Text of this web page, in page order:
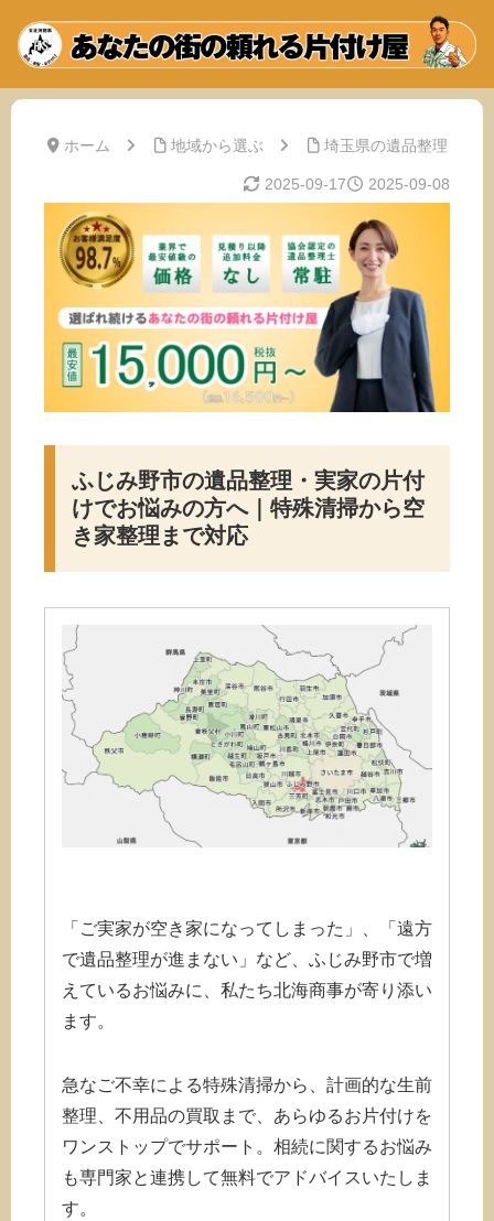
ホーム 地域から選ぶ 埼玉県の遺品整理
2025-09-08
2025-09-17
ふじみ野市の遺品整理・実家の片付
けでお悩みの方へ｜特殊清掃から空
き家整理まで対応
「ご実家が空き家になってしまった」、「遠方
で遺品整理が進まない」など、ふじみ野市で増
えているお悩みに、私たち北海商事が寄り添い
ます。
急なご不幸による特殊清掃から、計画的な生前
整理、不用品の買取まで、あらゆるお片付けを
ワンストップでサポート。相続に関するお悩み
も専門家と連携して無料でアドバイスいたしま
す。